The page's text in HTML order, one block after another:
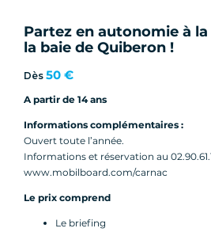
Partez en autonomie à
la baie de Quiberon !
Dès 50 €
A partir de 14 ans
Informations complémentaires :
Ouvert toute l’année.
Informations et réservation au
www.mobilboard.com/carnac
Le prix comprend
Le briefing